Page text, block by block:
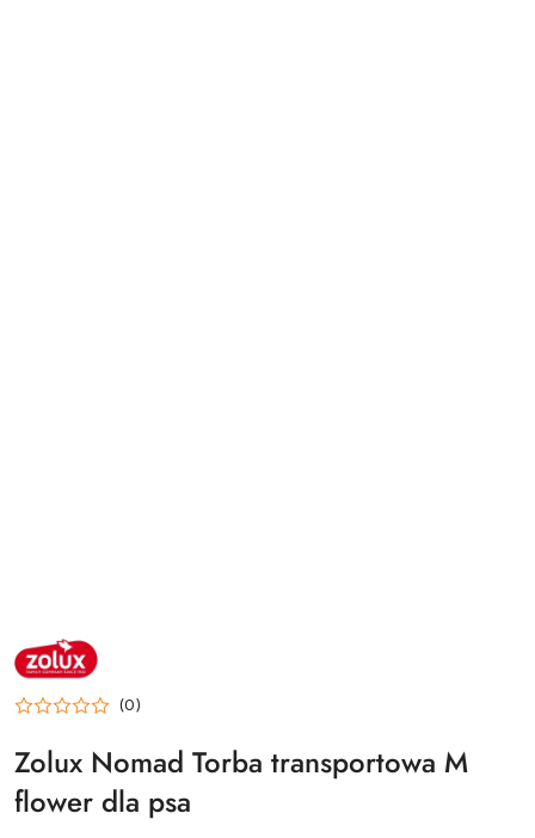
NAZWA
PRODUCENTA:
ZOLUX
(0)
Zolux Nomad Torba transportowa M
flower dla psa